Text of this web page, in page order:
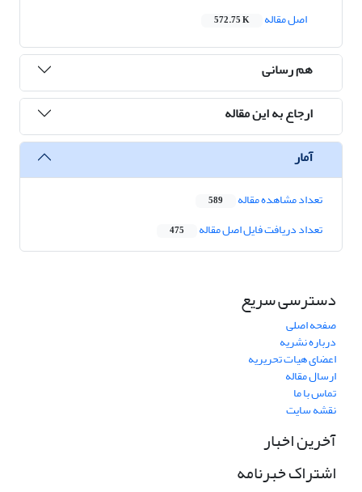
اصل مقاله
572.75 K
هم رسانی
ارجاع به این مقاله
آمار
تعداد مشاهده مقاله 589
تعداد دریافت فایل اصل مقاله 475
دسترسی سریع
صفحه اصلی
درباره نشریه
اعضای هیات تحریریه
ارسال مقاله
تماس با ما
نقشه سایت
آخرین اخبار
اشتراک خبرنامه